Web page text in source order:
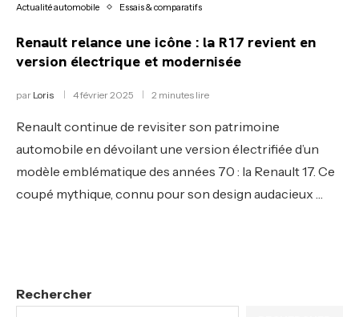
Actualité automobile Essais & comparatifs
Renault relance une icône : la R17 revient en
version électrique et modernisée
par Loris 4 février 2025 2 minutes lire
Renault continue de revisiter son patrimoine
automobile en dévoilant une version électrifiée d’un
modèle emblématique des années 70 : la Renault 17. Ce
coupé mythique, connu pour son design audacieux …
Rechercher